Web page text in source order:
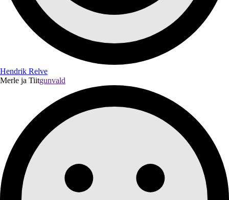
Hendrik Relve
Merle ja Tiitgunvald